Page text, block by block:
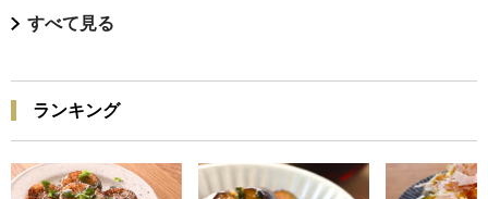
すべて見る
ランキング